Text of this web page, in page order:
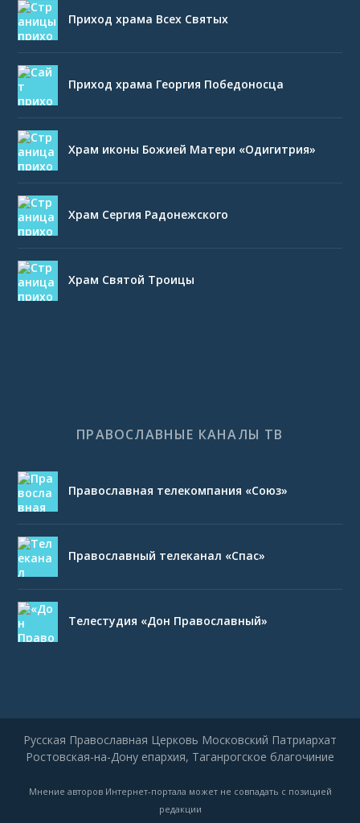
Приход храма Всех Святых
Приход храма Георгия Победоносца
Храм иконы Божией Матери «Одигитрия»
Храм Сергия Радонежского
Храм Святой Троицы
ПРАВОСЛАВНЫЕ КАНАЛЫ ТВ
Православная телекомпания «Союз»
Православный телеканал «Спас»
Телестудия «Дон Православный»
Русская Православная Церковь Московский Патриархат
Ростовская-на-Дону епархия, Таганрогское благочиние
Мнение авторов Интернет-портала может не совпадать с позицией
редакции